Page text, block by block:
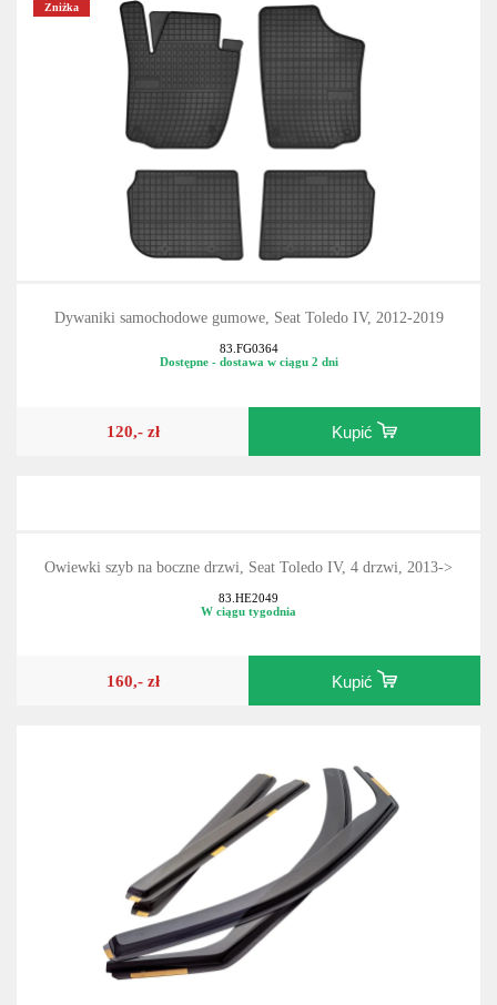
Zniżka
Dywaniki samochodowe gumowe, Seat Toledo IV, 2012-2019
83.FG0364
Dostępne - dostawa w ciągu 2 dni
120,- zł Kupić
Owiewki szyb na boczne drzwi, Seat Toledo IV, 4 drzwi, 2013->
83.HE2049
W ciągu tygodnia
160,- zł Kupić